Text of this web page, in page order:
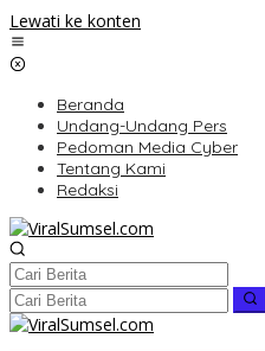
Lewati ke konten
Beranda
Undang-Undang Pers
Pedoman Media Cyber
Tentang Kami
Redaksi